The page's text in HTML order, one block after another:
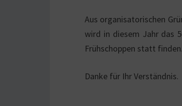
Aus organisatorischen
wird in diesem Jahr das
Frühschoppen statt
Danke für Ihr Verständnis.